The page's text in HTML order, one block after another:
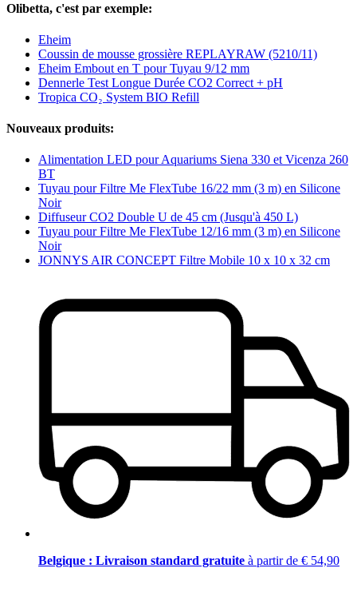
Olibetta, c'est par exemple:
Eheim
Coussin de mousse grossière REPLAYRAW (5210/11)
Eheim Embout en T pour Tuyau 9/12 mm
Dennerle Test Longue Durée CO2 Correct + pH
Tropica CO₂ System BIO Refill
Nouveaux produits:
Alimentation LED pour Aquariums Siena 330 et Vicenza 260
BT
Tuyau pour Filtre Me FlexTube 16/22 mm (3 m) en Silicone
Noir
Diffuseur CO2 Double U de 45 cm (Jusqu'à 450 L)
Tuyau pour Filtre Me FlexTube 12/16 mm (3 m) en Silicone
Noir
JONNYS AIR CONCEPT Filtre Mobile 10 x 10 x 32 cm
Belgique : Livraison standard gratuite à partir de € 54,90